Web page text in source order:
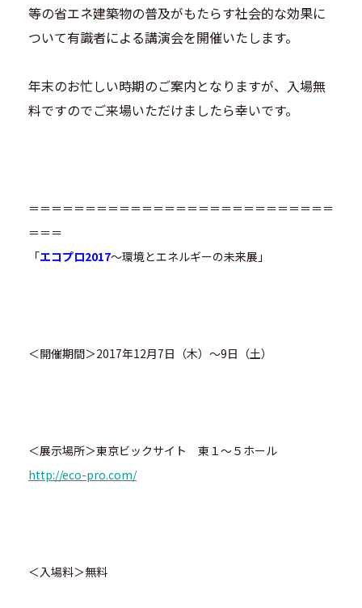
等の省エネ建築物の普及がもたらす社会的な効果に
ついて有識者による講演会を開催いたします。
年末のお忙しい時期のご案内となりますが、入場無
料ですのでご来場いただけましたら幸いです。
＝＝＝＝＝＝＝＝＝＝＝＝＝＝＝＝＝＝＝＝＝＝＝＝＝＝＝
＝＝＝
「エコプロ2017～環境とエネルギーの未来展」
＜開催期間＞2017年12月7日（木）～9日（土）
＜展示場所＞東京ビックサイト 東１～５ホール
http://eco-pro.com/
＜入場料＞無料